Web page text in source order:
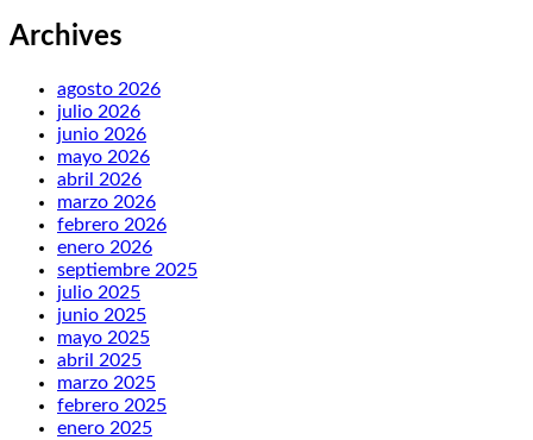
Archives
agosto 2026
julio 2026
junio 2026
mayo 2026
abril 2026
marzo 2026
febrero 2026
enero 2026
septiembre 2025
julio 2025
junio 2025
mayo 2025
abril 2025
marzo 2025
febrero 2025
enero 2025